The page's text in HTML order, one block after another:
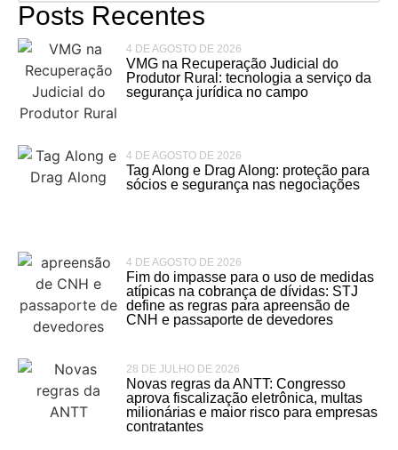
Posts Recentes
4 DE AGOSTO DE 2026
VMG na Recuperação Judicial do
Produtor Rural: tecnologia a serviço da
segurança jurídica no campo
4 DE AGOSTO DE 2026
Tag Along e Drag Along: proteção para
sócios e segurança nas negociações
4 DE AGOSTO DE 2026
Fim do impasse para o uso de medidas
atípicas na cobrança de dívidas: STJ
define as regras para apreensão de
CNH e passaporte de devedores
28 DE JULHO DE 2026
Novas regras da ANTT: Congresso
aprova fiscalização eletrônica, multas
milionárias e maior risco para empresas
contratantes